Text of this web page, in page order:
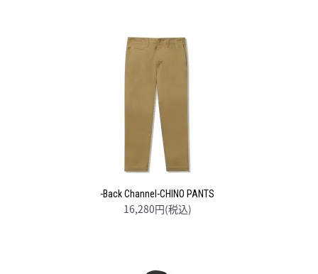
-Back Channel-CHINO PANTS
16,280円(税込)